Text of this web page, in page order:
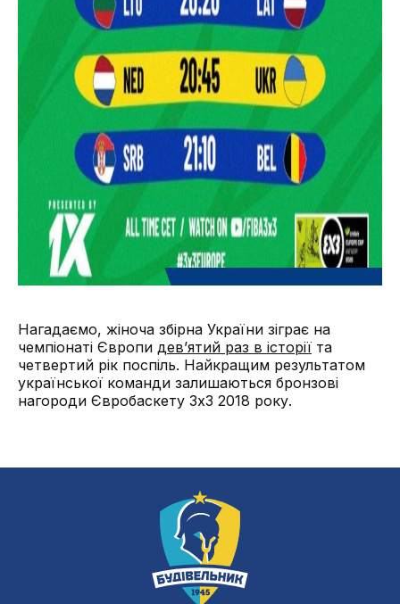
Нагадаємо, жіноча збірна України зіграє на
чемпіонаті Європи дев’ятий раз в історії та
четвертий рік поспіль. Найкращим результатом
української команди залишаються бронзові
нагороди Євробаскету 3х3 2018 року.